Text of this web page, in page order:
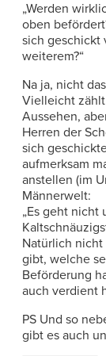
„Werden
oben
sich geschickt
weiterem?“
Na ja, nicht
Vielleicht
Aussehen,
Herren der
sich
aufmerksam
anstellen (im
Männerwelt:
„Es geht nicht
Natürlich
gibt, welche
Beförderung
auch verdient
PS Und so
gibt es auch